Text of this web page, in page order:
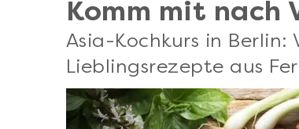
Komm mit nach
Asia-Kochkurs in Berlin:
Lieblingsrezepte aus